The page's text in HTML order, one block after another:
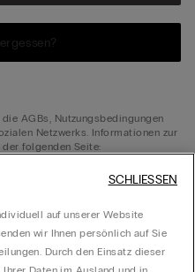
AGBs, Nutzungsbedingungen
Netzwerks. Informationen zur
folgenden Seite:
registriert?
auf unserer Website
wir Ihnen persönlich auf Sie
Durch den Einsatz dieser
SCHLIESSEN